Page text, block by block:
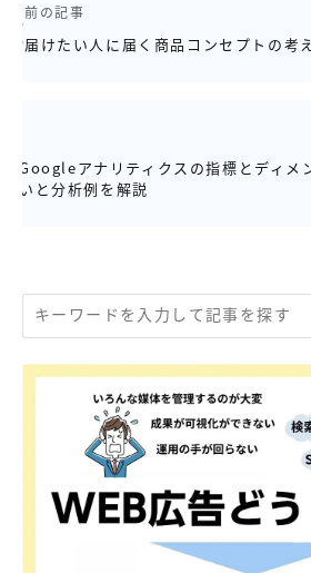
前の記事
届けたい人に届く商品コンセプトの考
Googleアナリティクスの指標とディメ
いと分析例を解説